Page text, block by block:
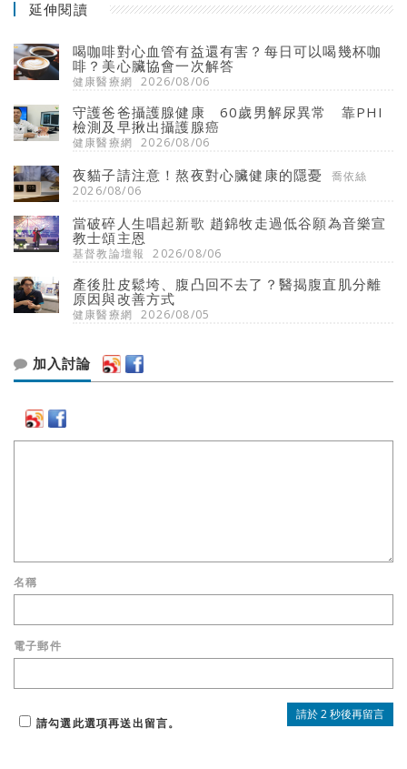
延伸閱讀
喝咖啡對心血管有益還有害？每日可以喝幾杯咖
啡？美心臟協會一次解答
健康醫療網 2026/08/06
守護爸爸攝護腺健康 60歲男解尿異常 靠PHI
檢測及早揪出攝護腺癌
健康醫療網 2026/08/06
夜貓子請注意！熬夜對心臟健康的隱憂
喬依絲
2026/08/06
當破碎人生唱起新歌 趙錦牧走過低谷願為音樂宣
教士頌主恩
基督教論壇報 2026/08/06
產後肚皮鬆垮、腹凸回不去了？醫揭腹直肌分離
原因與改善方式
健康醫療網 2026/08/05
加入討論
名稱
電子郵件
請勾選此選項再送出留言。